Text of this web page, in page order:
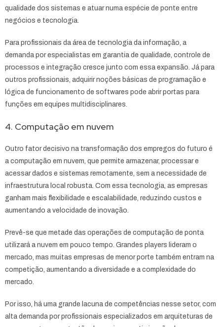
qualidade dos sistemas e atuar numa espécie de ponte entre
negócios e tecnologia.
Para profissionais da área de tecnologia da informação, a
demanda por especialistas em garantia de qualidade, controle de
processos e integração cresce junto com essa expansão. Já para
outros profissionais, adquirir noções básicas de programação e
lógica de funcionamento de softwares pode abrir portas para
funções em equipes multidisciplinares.
4. Computação em nuvem
Outro fator decisivo na transformação dos empregos do futuro é
a computação em nuvem, que permite armazenar, processar e
acessar dados e sistemas remotamente, sem a necessidade de
infraestrutura local robusta. Com essa tecnologia, as empresas
ganham mais flexibilidade e escalabilidade, reduzindo custos e
aumentando a velocidade de inovação.
Prevê-se que metade das operações de computação de ponta
utilizará a nuvem em pouco tempo. Grandes players lideram o
mercado, mas muitas empresas de menor porte também entram na
competição, aumentando a diversidade e a complexidade do
mercado.
Por isso, há uma grande lacuna de competências nesse setor, com
alta demanda por profissionais especializados em arquiteturas de